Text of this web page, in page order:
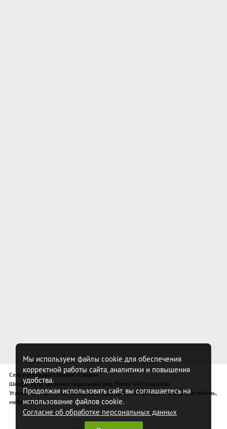
Сеть мебельных салонов «Санди»
Шкафы-купе, широкий модельный ряд (более 340 моделей)
Угловые шкафы-купе, спальни, комоды, кровати, прихожие, корпусная мебель,
мебель для спальни
Мы используем файлы cookie для обеспечения
корректной работы сайта, аналитики и повышения
удобства.
Продолжая использовать сайт, вы соглашаетесь на
использование файлов cookie.
Согласие об обработке персональных данных